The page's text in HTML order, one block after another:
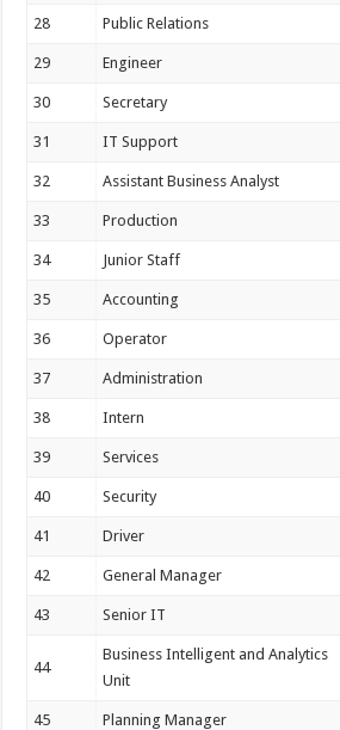
28 Public Relations
29 Engineer
30 Secretary
31 IT Support
32 Assistant Business Analyst
33 Production
34 Junior Staff
35 Accounting
36 Operator
37 Administration
38 Intern
39 Services
40 Security
41 Driver
42 General Manager
43 Senior IT
44
Business Intelligent and Analytics
Unit
45 Planning Manager